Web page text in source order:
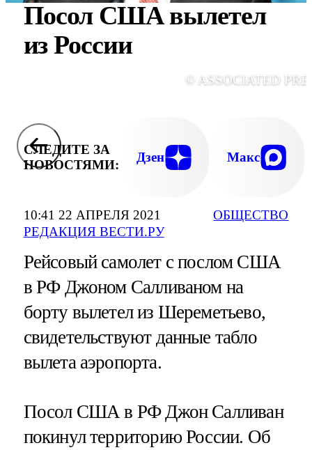
10:41 22 АПРЕЛЯ 2021
РЕДАКЦИЯ ВЕСТИ.РУ
ОБЩЕСТВО
Посол США вылетел
из России
© ASSOCIATED
СЛЕДИТЕ ЗА
НОВОСТЯМИ:
Дзен Макс
Рейсовый самолет с послом США
в РФ Джоном Салливаном на
борту вылетел из Шереметьево,
свидетельствуют данные табло
вылета аэропорта.
Посол США в РФ Джон Салливан
покинул территорию России. Об